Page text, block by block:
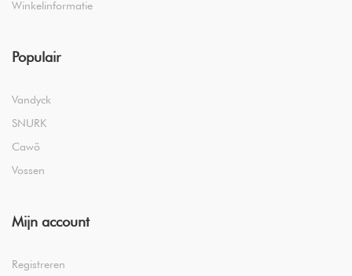
Winkelinformatie
Populair
Vandyck
SNURK
Cawö
Vossen
Mijn account
Registreren